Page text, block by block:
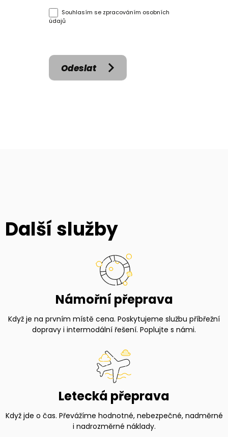
Souhlasím se zpracováním osobních
údajů
Odeslat
Další služby
Námořní přeprava
Když je na prvním místě cena. Poskytujeme službu příbřežní
dopravy i intermodální řešení. Poplujte s námi.
Letecká přeprava
Když jde o čas. Převážíme hodnotné, nebezpečné, nadměrné
i nadrozměrné náklady.